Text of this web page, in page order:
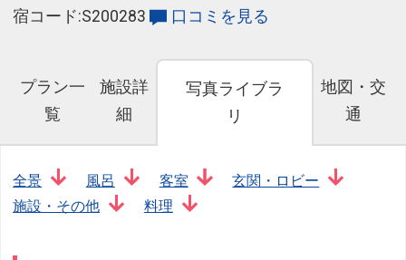
宿コード:S200283
口コミを見る
プラン一
覧
施設詳
細
写真ライブラ
リ
地図・交
通
全景 風呂 客室
玄関・ロビー
施設・その他
料理